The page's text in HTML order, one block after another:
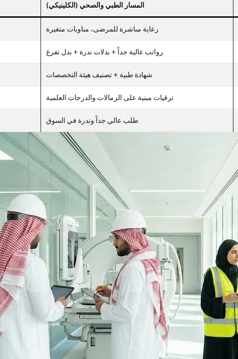
المسار الطبي والصحي (الكلينيكي)
رعاية مباشرة للمرضى، مناوبات متغيرة
رواتب عالية جداً + بدلات ندرة + بدل تفرغ
شهادة طبية + تصنيف هيئة التخصصات
ترقيات مبنية على الزمالات والدرجات العلمية
طلب عالي جداً وندرة في السوق